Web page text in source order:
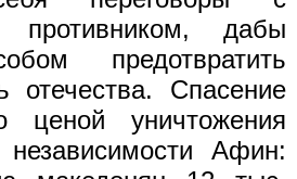
противником, дабы
предотвратить
отечества. Спасение
ценой уничтоже­ния
Афин: